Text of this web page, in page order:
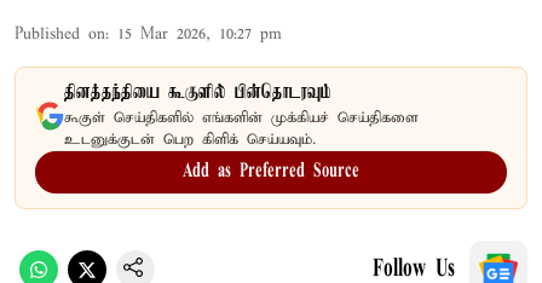
Published on: 15 Mar 2026, 10:27 pm
தினத்தந்தியை கூகுளில் பின்தொடரவும்
கூகுள் செய்திகளில் எங்களின் முக்கியச் செய்திகளை
உடனுக்குடன் பெற கிளிக் செய்யவும்.
Add as Preferred Source
Follow Us